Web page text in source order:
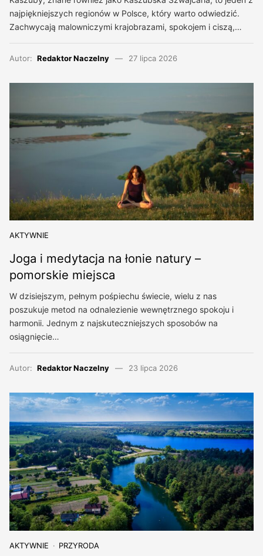
najpiękniejszych regionów w Polsce, który warto odwiedzić.
Zachwycają malowniczymi krajobrazami, spokojem i ciszą,…
Autor: Redaktor Naczelny 27 lipca 2026
AKTYWNIE
Joga i medytacja na łonie natury –
pomorskie miejsca
W dzisiejszym, pełnym pośpiechu świecie, wielu z nas
poszukuje metod na odnalezienie wewnętrznego spokoju i
harmonii. Jednym z najskuteczniejszych sposobów na
osiągnięcie…
Autor: Redaktor Naczelny 23 lipca 2026
AKTYWNIE PRZYRODA